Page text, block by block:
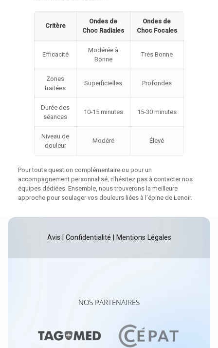
Critère
Ondes de
Choc Radiales
Ondes de
Choc Focales
Efficacité
Modérée à
Bonne
Très Bonne
Zones
traitées
Superficielles Profondes
Durée des
séances
10-15 minutes 15-30 minutes
Niveau de
douleur
Modéré Élevé
Pour toute question complémentaire ou pour un
accompagnement personnalisé, n’hésitez pas à contacter nos
équipes dédiées. Ensemble, nous trouverons la meilleure
approche pour soulager vos douleurs liées à l’épine de Lenoir.
Avis Confidentialité Mentions Légales
NOS PARTENAIRES